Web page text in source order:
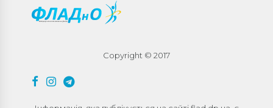
Copyright © 2017